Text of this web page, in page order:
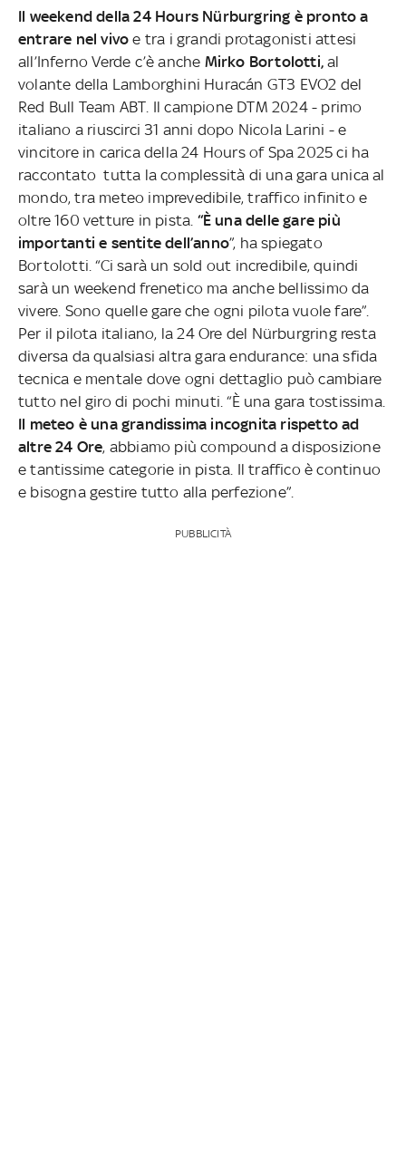
Il weekend della 24 Hours Nürburgring è pronto a
entrare nel vivo e tra i grandi protagonisti attesi
all’Inferno Verde c’è anche Mirko Bortolotti,al
volante della Lamborghini Huracán GT3 EVO2 del
Red Bull Team ABT. Il campione DTM 2024 - primo
italiano a riuscirci 31 anni dopo Nicola Larini - e
vincitore in carica della 24 Hours of Spa 2025 ci ha
raccontato tutta la complessità di una gara unica al
mondo, tra meteo imprevedibile, traffico infinito e
oltre 160 vetture in pista. “È una delle gare più
importanti e sentite dell’anno”, ha spiegato
Bortolotti. “Ci sarà un sold out incredibile, quindi
sarà un weekend frenetico ma anche bellissimo da
vivere. Sono quelle gare che ogni pilota vuole fare”.
Per il pilota italiano, la 24 Ore del Nürburgring resta
diversa da qualsiasi altra gara endurance: una sfida
tecnica e mentale dove ogni dettaglio può cambiare
tutto nel giro di pochi minuti. “È una gara tostissima.
Il meteo è una grandissima incognita rispetto ad
altre 24 Ore, abbiamo più compound a disposizione
e tantissime categorie in pista. Il traffico è continuo
e bisogna gestire tutto alla perfezione”.
PUBBLICITÀ